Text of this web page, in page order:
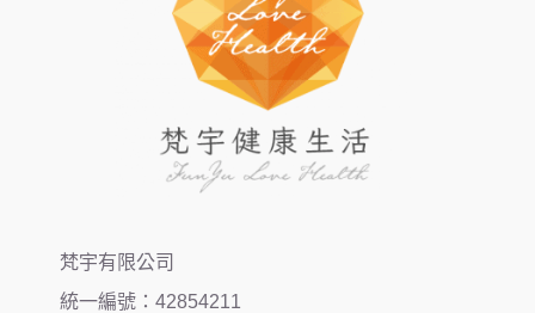
梵宇有限公司
統一編號：42854211